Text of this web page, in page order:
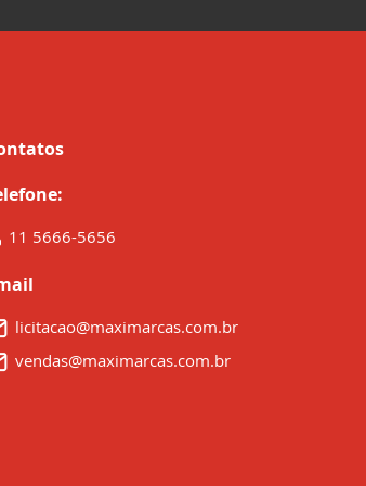
11 5666-5656
licitacao@maximarcas.com.br
vendas@maximarcas.com.br